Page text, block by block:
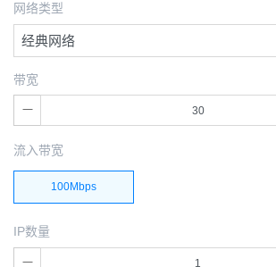
网络类型
经典网络
带宽
流入带宽
100Mbps
IP数量